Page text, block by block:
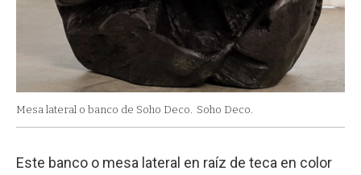
Mesa lateral o banco de Soho Deco. Soho Deco.
Este banco o mesa lateral en raíz de teca en color